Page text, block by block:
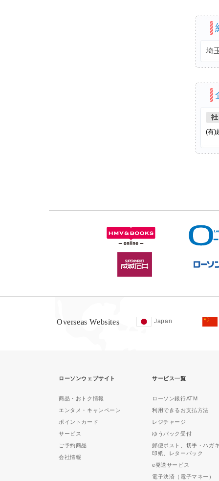
埼
(有)
Overseas Websites Japan
ローソンウェブサイト
商品・おトク情報
エンタメ・キャンペーン
ポイントカード
サービス
ご予約商品
会社情報
サービス一覧
ローソン銀行ATM
利用できるお支払方法
レジチャージ
ゆうパック受付
郵便ポスト、切手・ハガ
印紙、レターパック
e発送サービス
電子決済（電子マネー）